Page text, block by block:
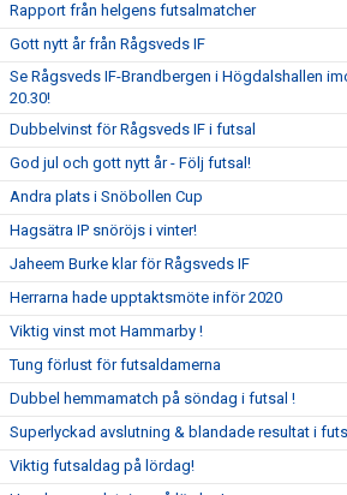
Rapport från helgens futsalmatcher
Gott nytt år från Rågsveds IF
Se Rågsveds IF-Brandbergen i Högdalshallen
20.30!
Dubbelvinst för Rågsveds IF i futsal
God jul och gott nytt år - Följ futsal!
Andra plats i Snöbollen Cup
Hagsätra IP snöröjs i vinter!
Jaheem Burke klar för Rågsveds IF
Herrarna hade upptaktsmöte inför 2020
Viktig vinst mot Hammarby !
Tung förlust för futsaldamerna
Dubbel hemmamatch på söndag i futsal !
Superlyckad avslutning & blandade resultat i
Viktig futsaldag på lördag!